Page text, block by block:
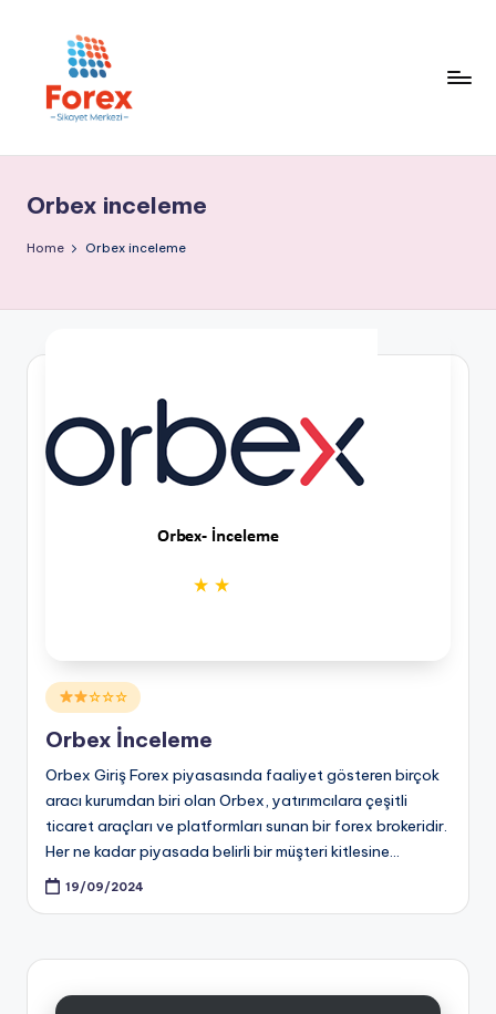
Orbex inceleme
Home Orbex inceleme
Posted
in
☆☆☆
Orbex İnceleme
Orbex Giriş Forex piyasasında faaliyet gösteren birçok
aracı kurumdan biri olan Orbex, yatırımcılara çeşitli
ticaret araçları ve platformları sunan bir forex brokeridir.
Her ne kadar piyasada belirli bir müşteri kitlesine…
19/09/2024